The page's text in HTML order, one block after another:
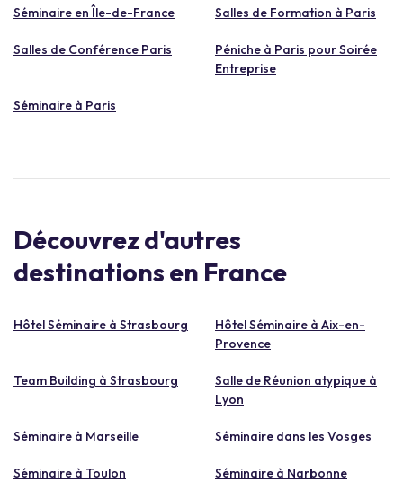
Séminaire en Île-de-France Salles de Formation à Paris
Salles de Conférence Paris
Péniche à Paris pour Soirée
Entreprise
Séminaire à Paris
Découvrez d'autres
destinations en France
Hôtel Séminaire à Strasbourg
Hôtel Séminaire à Aix-en-
Provence
Team Building à Strasbourg
Salle de Réunion atypique à
Lyon
Séminaire à Marseille Séminaire dans les Vosges
Séminaire à Toulon Séminaire à Narbonne